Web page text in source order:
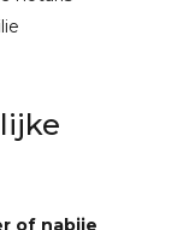
of nabije